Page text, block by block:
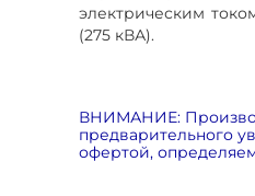
электрическим
(275 кВА).
ВНИМАНИЕ:
предварительного
офертой,